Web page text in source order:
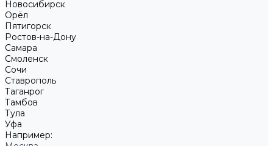
Новосибирск
Орёл
Пятигорск
Ростов-на-Дону
Самара
Смоленск
Сочи
Ставрополь
Таганрог
Тамбов
Тула
Уфа
Например: